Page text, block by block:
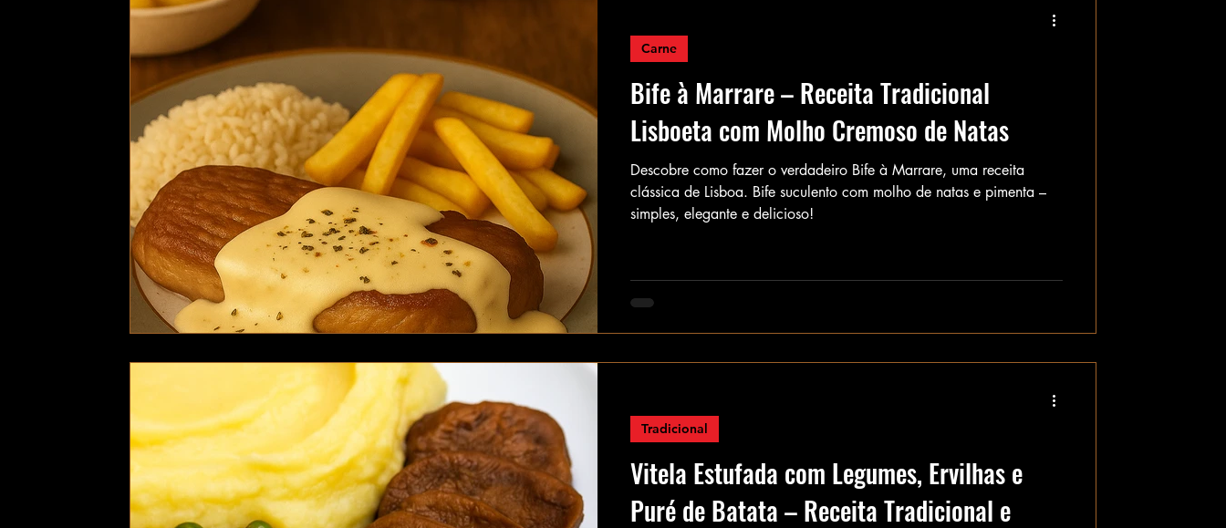
Bife à Marrare – Receita Tradicional
Lisboeta com Molho Cremoso de Natas
Descobre como fazer o verdadeiro Bife à Marrare, uma receita
clássica de Lisboa. Bife suculento com molho de natas e pimenta –
simples, elegante e delicioso!
Carne
Vitela Estufada com Legumes, Ervilhas e
Puré de Batata – Receita Tradicional e
Tradicional